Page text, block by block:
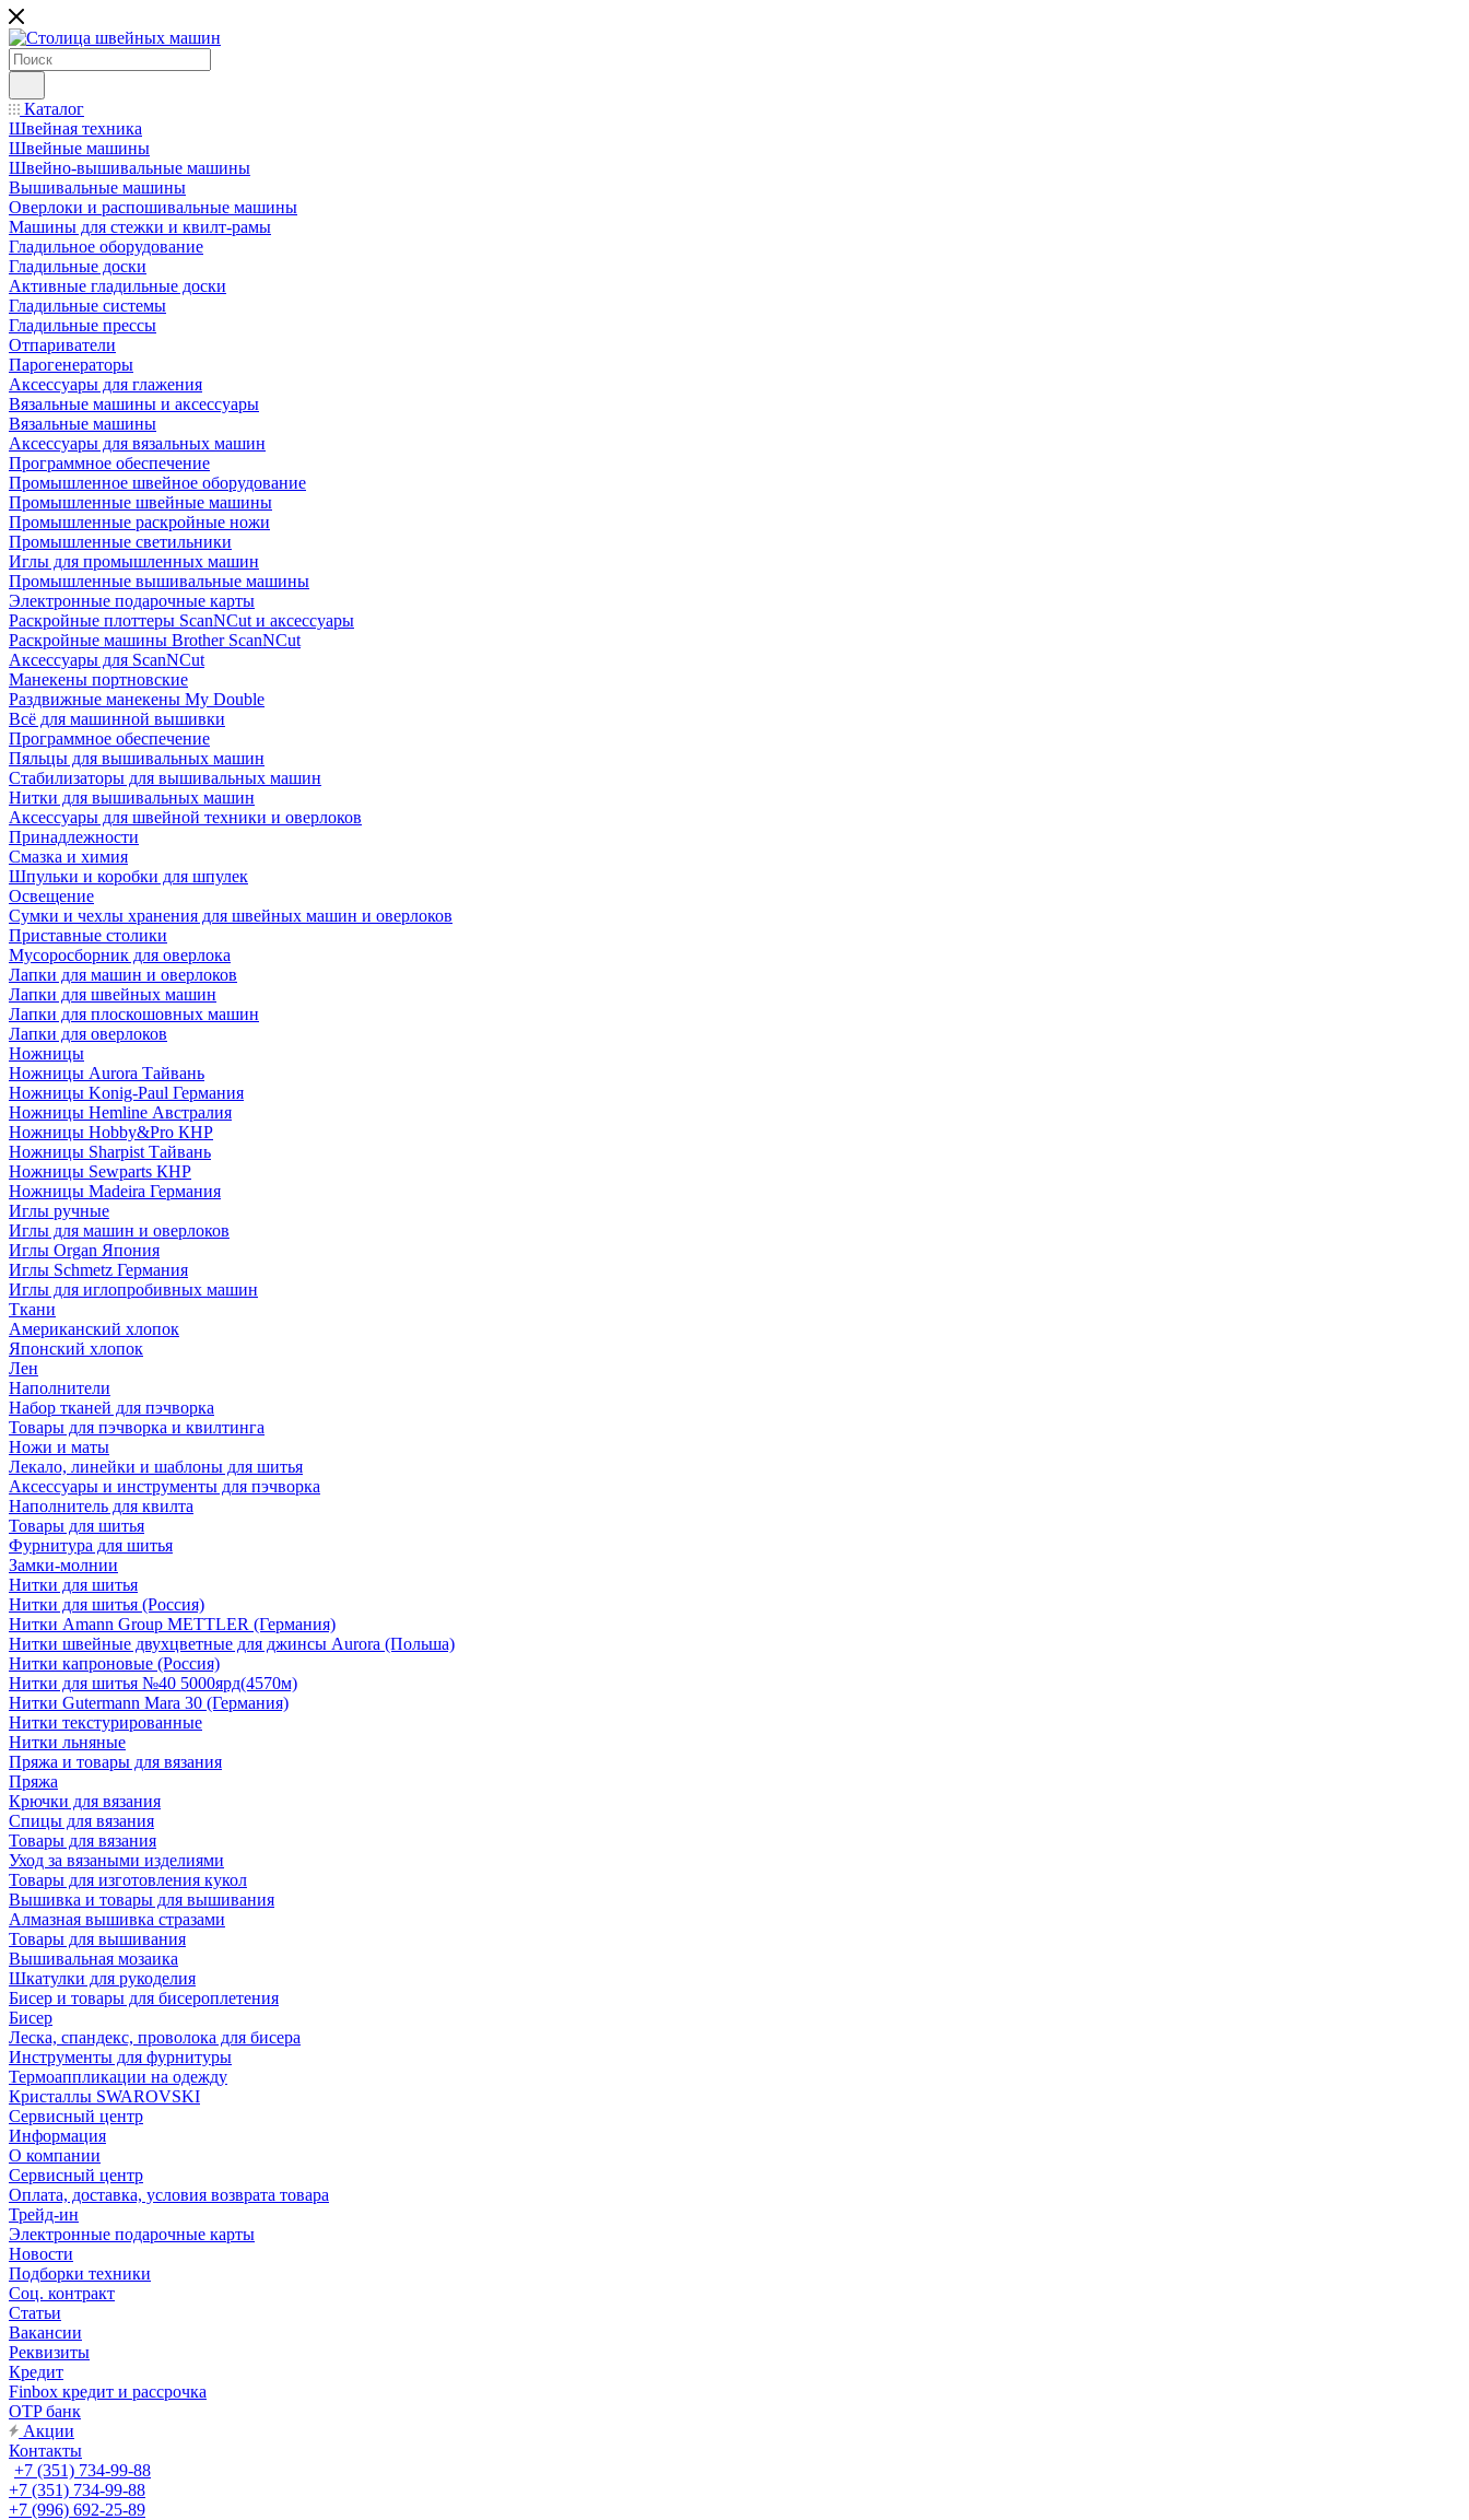
Каталог
Швейная техника
Швейные машины
Швейно-вышивальные машины
Вышивальные машины
Оверлоки и распошивальные машины
Машины для стежки и квилт-рамы
Гладильное оборудование
Гладильные доски
Активные гладильные доски
Гладильные системы
Гладильные прессы
Отпариватели
Парогенераторы
Аксессуары для глажения
Вязальные машины и аксессуары
Вязальные машины
Аксессуары для вязальных машин
Программное обеспечение
Промышленное швейное оборудование
Промышленные швейные машины
Промышленные раскройные ножи
Промышленные светильники
Иглы для промышленных машин
Промышленные вышивальные машины
Электронные подарочные карты
Раскройные плоттеры ScanNCut и аксессуары
Раскройные машины Brother ScanNCut
Аксессуары для ScanNCut
Манекены портновские
Раздвижные манекены My Double
Всё для машинной вышивки
Программное обеспечение
Пяльцы для вышивальных машин
Стабилизаторы для вышивальных машин
Нитки для вышивальных машин
Аксессуары для швейной техники и оверлоков
Принадлежности
Смазка и химия
Шпульки и коробки для шпулек
Освещение
Сумки и чехлы хранения для швейных машин и оверлоков
Приставные столики
Мусоросборник для оверлока
Лапки для машин и оверлоков
Лапки для швейных машин
Лапки для плоскошовных машин
Лапки для оверлоков
Ножницы
Ножницы Aurora Тайвань
Ножницы Konig-Paul Германия
Ножницы Hemline Австралия
Ножницы Hobby&Pro КНР
Ножницы Sharpist Тайвань
Ножницы Sewparts КНР
Ножницы Madeira Германия
Иглы ручные
Иглы для машин и оверлоков
Иглы Organ Япония
Иглы Schmetz Германия
Иглы для иглопробивных машин
Ткани
Американский хлопок
Японский хлопок
Лен
Наполнители
Набор тканей для пэчворка
Товары для пэчворка и квилтинга
Ножи и маты
Лекало, линейки и шаблоны для шитья
Аксессуары и инструменты для пэчворка
Наполнитель для квилта
Товары для шитья
Фурнитура для шитья
Замки-молнии
Нитки для шитья
Нитки для шитья (Россия)
Нитки Amann Group METTLER (Германия)
Нитки швейные двухцветные для джинсы Aurora (Польша)
Нитки капроновые (Россия)
Нитки для шитья №40 5000ярд(4570м)
Нитки Gutermann Mara 30 (Германия)
Нитки текстурированные
Нитки льняные
Пряжа и товары для вязания
Пряжа
Крючки для вязания
Спицы для вязания
Товары для вязания
Уход за вязаными изделиями
Товары для изготовления кукол
Вышивка и товары для вышивания
Алмазная вышивка стразами
Товары для вышивания
Вышивальная мозаика
Шкатулки для рукоделия
Бисер и товары для бисероплетения
Бисер
Леска, спандекс, проволока для бисера
Инструменты для фурнитуры
Термоаппликации на одежду
Кристаллы SWAROVSKI
Сервисный центр
Информация
О компании
Сервисный центр
Оплата, доставка, условия возврата товара
Трейд-ин
Электронные подарочные карты
Новости
Подборки техники
Соц. контракт
Статьи
Вакансии
Реквизиты
Кредит
Finbox кредит и рассрочка
OTP банк
Акции
Контакты
+7 (351) 734-99-88
+7 (351) 734-99-88
+7 (996) 692-25-89